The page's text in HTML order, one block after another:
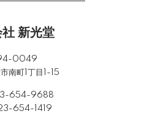
新光堂
0049
南町1丁目1-15
654-9688
654-1419